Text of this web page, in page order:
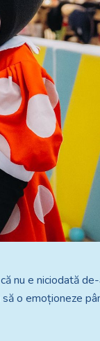
nu e niciodată
o emoționeze